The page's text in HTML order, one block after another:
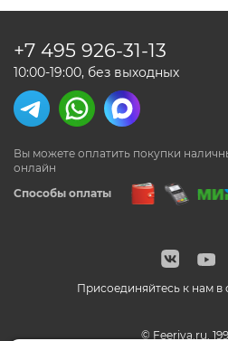
Присоединяйтесь к нам в
© Feeriya.ru,
Способы оплаты
Вы можете оплатить покупки
онлайн
+7 495 926-31-13
10:00-19:00, без выходных